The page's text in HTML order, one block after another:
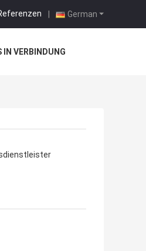
German
|
IN VERBINDUNG